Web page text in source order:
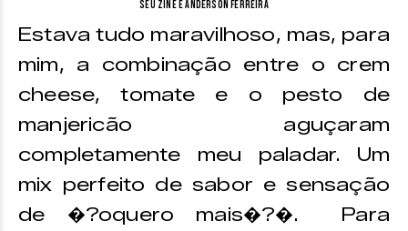
Seu Zine e Anderson Ferreira
Estava tudo maravilhoso, mas, para
mim, a combinação entre o crem
cheese, tomate e o pesto de
manjericão aguçaram
completamente meu paladar. Um
mix perfeito de sabor e sensação
de �?oquero mais�?�. Para